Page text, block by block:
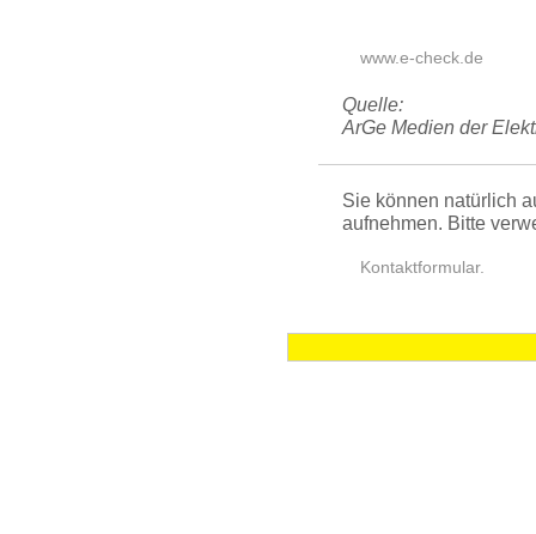
www.e-check.de
Quelle:
ArGe Medien der
Sie können natürlich
aufnehmen. Bitte
Kontaktfor­mular.